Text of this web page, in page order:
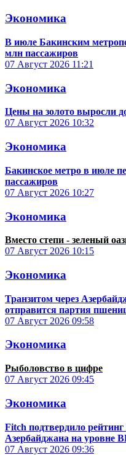
Экономика
В июле Бакинским
млн пассажиров
07 Август 2026 11:21
Экономика
Цены на золото выросли
07 Август 2026 10:32
Экономика
Бакинское метро в июле
пассажиров
07 Август 2026 10:27
Экономика
Вместо степи - зеленый
07 Август 2026 10:15
Экономика
Транзитом через
отправится партия
07 Август 2026 09:58
Экономика
Рыболовство в цифре
07 Август 2026 09:45
Экономика
Fitch подтвердило
Азербайджана на уровне
07 Август 2026 09:36